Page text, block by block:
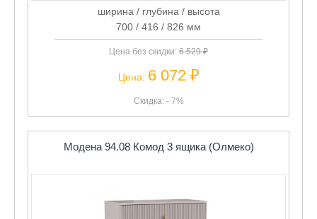
ширина / глубина / высота
700 / 416 / 826 мм
Цена без скидки: 6 529 ₽
Цена: 6 072 ₽
Скидка: - 7%
Модена 94.08 Комод 3 ящика (Олмеко)